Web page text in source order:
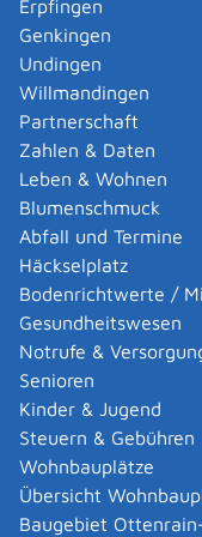
Erpfingen
Genkingen
Undingen
Willmandingen
Partnerschaft
Zahlen & Daten
Leben & Wohnen
Blumenschmuck
Abfall und Termine
Häckselplatz
Bodenrichtwerte /
Gesundheitswesen
Notrufe &
Senioren
Kinder & Jugend
Steuern & Gebühren
Wohnbauplätze
Übersicht
Baugebiet
für die Prüfung
die für Ihren
Württemberg
für den
Ausbildungsstätte
für die
Ihren Wohnort
wenn Sie in
wenn Sie in
Landratsamt
Industrie- und
Landratsamt